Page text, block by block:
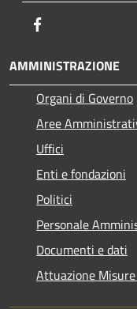
AMMINISTRAZIONE
Organi di Governo
Aree
Uffici
Enti e fondazioni
Politici
Personale
Documenti e dati
Attuazione